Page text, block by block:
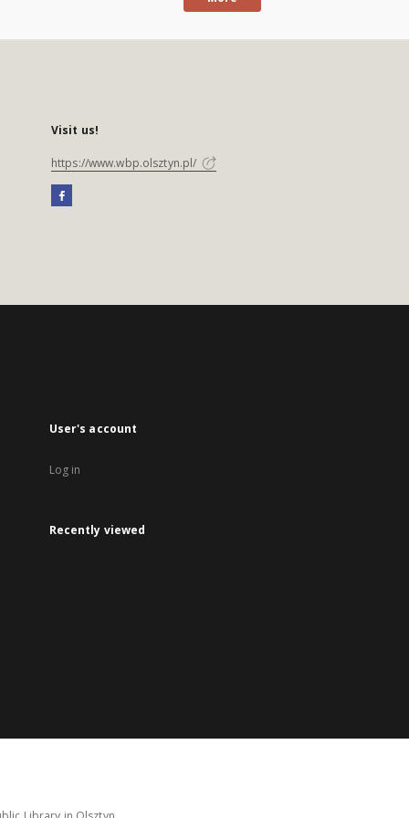
Visit us!
https://www.wbp.olsztyn.pl/
User's account
Log in
Recently viewed